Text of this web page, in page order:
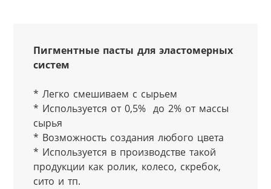
Пигментные пасты для эластомерных
систем
* Легко смешиваем с сырьем
* Используется от 0,5%  до 2% от массы
сырья
* Возможность создания любого цвета
* Используется в производстве такой
продукции как ролик, колесо, скребок,
сито и тп.